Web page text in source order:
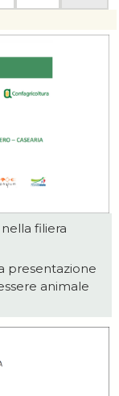
filiera
presentazione
animale